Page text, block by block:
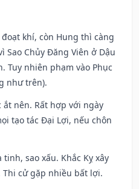
đoạt khí, còn Hung thì càng
Sao Chủy Đăng Viên ở Dậu
Tuy nhiên phạm vào Phục
như trên).
ắt nên. Rất hợp với ngày
tạo tác Đại Lợi, nếu chôn
tinh, sao xấu. Khắc Kỵ xây
cử gặp nhiều bất lợi.